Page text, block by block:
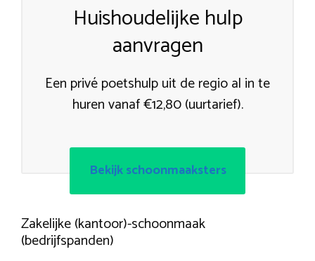
Huishoudelijke hulp
aanvragen
Een privé poetshulp uit de regio al in te
huren vanaf €12,80 (uurtarief).
Bekijk schoonmaaksters
Zakelijke (kantoor)-schoonmaak
(bedrijfspanden)